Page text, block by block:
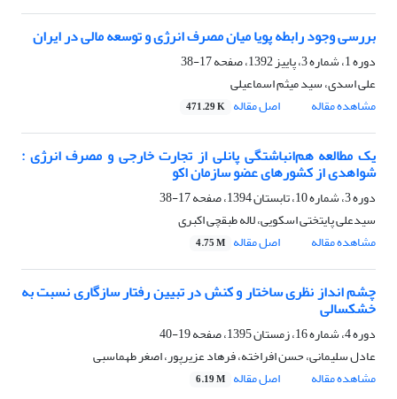
بررسی وجود رابطه پویا میان مصرف انرژی و توسعه مالی در ایران
دوره 1، شماره 3، پاییز 1392، صفحه
17-38
علی اسدی، سید میثم اسماعیلی
مشاهده مقاله
اصل مقاله 471.29 K
یک مطالعه هم‌انباشتگی پانلی از تجارت خارجی و مصرف انرژی :
شواهدی از کشورهای عضو سازمان اکو
دوره 3، شماره 10، تابستان 1394، صفحه
17-38
سیدعلی پایتختی اسکویی، لاله طبقچی اکبری
مشاهده مقاله
اصل مقاله 4.75 M
چشم انداز نظری ساختار و کنش در تبیین رفتار سازگاری نسبت به
خشکسالی
دوره 4، شماره 16، زمستان 1395، صفحه
19-40
عادل سلیمانی، حسن افراخته، فرهاد عزیرپور، اصغر طهماسبی
مشاهده مقاله
اصل مقاله 6.19 M